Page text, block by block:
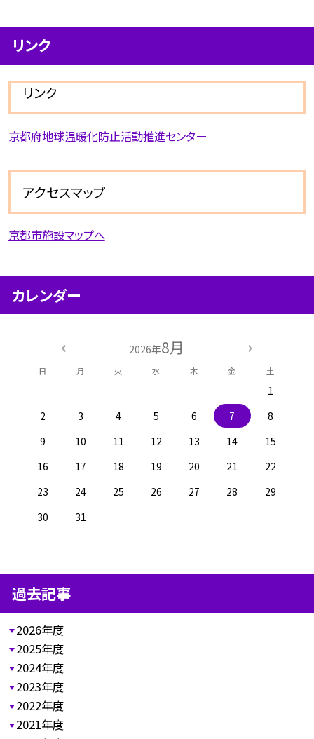
リンク
リンク
京都府地球温暖化防止活動推進センター
アクセスマップ
京都市施設マップへ
カレンダー
2026年8月
日 月 火 水 木 金 土
1
2
3 4 5 6 7
8
9
10 11 12 13 14
15
16
17 18 19 20 21
22
23
24 25 26 27 28
29
30
31
過去記事
2026年度
2025年度
2024年度
2023年度
2022年度
2021年度